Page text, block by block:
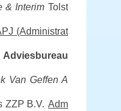
& Interim Tolst
(Administrat
Adviesbureau
Van Geffen A
ZZP B.V. Adm